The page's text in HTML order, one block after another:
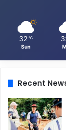
32 ℃
Sun
Recent